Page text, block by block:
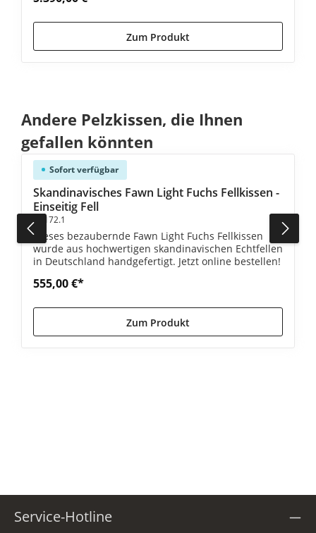
Zum Produkt
Produktgalerie überspringen
Andere Pelzkissen, die Ihnen
gefallen könnten
von 5 von 5 Sternen
Sofort verfügbar
Skandinavisches Fawn Light Fuchs Fellkissen -
Einseitig Fell
#1172.1
Dieses bezaubernde Fawn Light Fuchs Fellkissen
wurde aus hochwertigen skandinavischen Echtfellen
in Deutschland handgefertigt. Jetzt online bestellen!
555,00 €*
Zum Produkt
Service-Hotline